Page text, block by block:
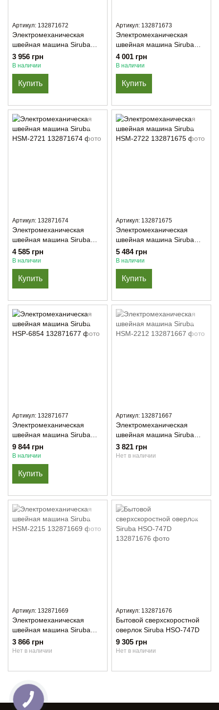
Артикул: 132871672
Электромеханическая
швейная машина Siruba
HSM-2712
3 956 грн
В наличии
Купить
Артикул: 132871673
Электромеханическая
швейная машина Siruba
HSM-2715
4 001 грн
В наличии
Купить
Артикул: 132871674
Электромеханическая
швейная машина Siruba
HSM-2721
4 585 грн
В наличии
Купить
Артикул: 132871675
Электромеханическая
швейная машина Siruba
HSM-2722
5 484 грн
В наличии
Купить
Артикул: 132871677
Электромеханическая
швейная машина Siruba
HSP-6854
9 844 грн
В наличии
Купить
Артикул: 132871667
Электромеханическая
швейная машина Siruba
HSM-2212
3 821 грн
Нет в наличии
Артикул: 132871669
Электромеханическая
швейная машина Siruba
HSM-2215
3 866 грн
Нет в наличии
Артикул: 132871676
Бытовой сверхскоростной
оверлок Siruba HSO-747D
9 305 грн
Нет в наличии